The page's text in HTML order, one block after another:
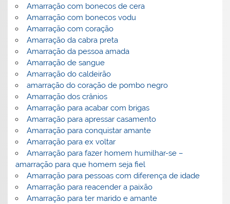
Amarração com bonecos de cera
Amarração com bonecos vodu
Amarração com coração
Amarração da cabra preta
Amarração da pessoa amada
Amarração de sangue
Amarração do caldeirão
amarração do coração de pombo negro
Amarração dos crânios
Amarração para acabar com brigas
Amarração para apressar casamento
Amarração para conquistar amante
Amarração para ex voltar
Amarração para fazer homem humilhar-se –
amarração para que homem seja fiel
Amarração para pessoas com diferença de idade
Amarração para reacender a paixão
Amarração para ter marido e amante